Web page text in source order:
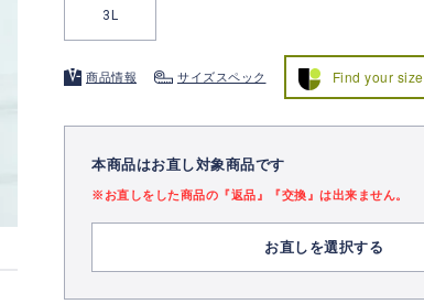
3L
商品情報 サイズスペック Find your size
本商品はお直し対象商品です
※お直しをした商品の『返品』『交換』は出来ません。
お直しを選択する